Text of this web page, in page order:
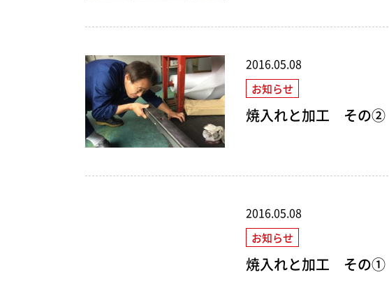
2016.05.08
お知らせ
焼入れと加工 その②
2016.05.08
お知らせ
焼入れと加工 その①